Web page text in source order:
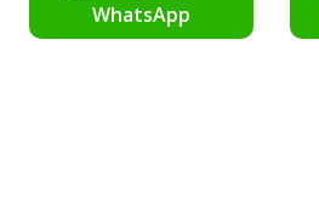
WhatsApp